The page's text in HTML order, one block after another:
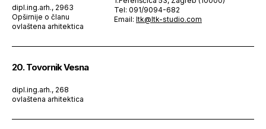
dipl.ing.arh., 2963
Opširnije o članu
ovlaštena arhitektica
Tel: 091/9094-682
Email: ltk@ltk-studio.com
20. Tovornik Vesna
dipl.ing.arh., 268
ovlaštena arhitektica